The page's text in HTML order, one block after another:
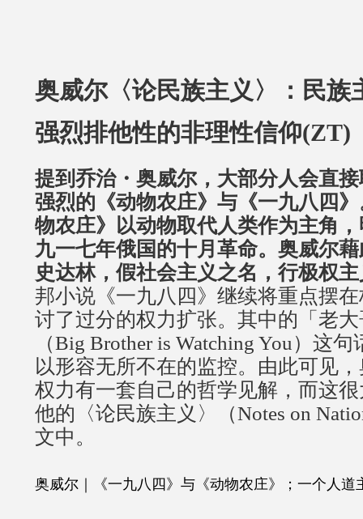
奥威尔〈论民族主义〉：民族
强烈排他性的非理性信仰(ZT)
提到乔治・奥威尔，大部分人会直
强烈的《动物农庄》与《一九八四
物农庄》以动物取代人类作为主角
九一七年俄国的十月革命。奥威尔
史达林，假社会主义之名，行极权
邦小说《一九八四》继续将重点摆
讨了过分的权力扩张。其中的「老
（Big Brother is Watching You）这
以形容无所不在的监控。由此可见
权力有一套自己的哲学见解，而这
他的〈论民族主义〉（Notes on
文中。
奥威尔｜《一九八四》与《动物农庄》；一个人道